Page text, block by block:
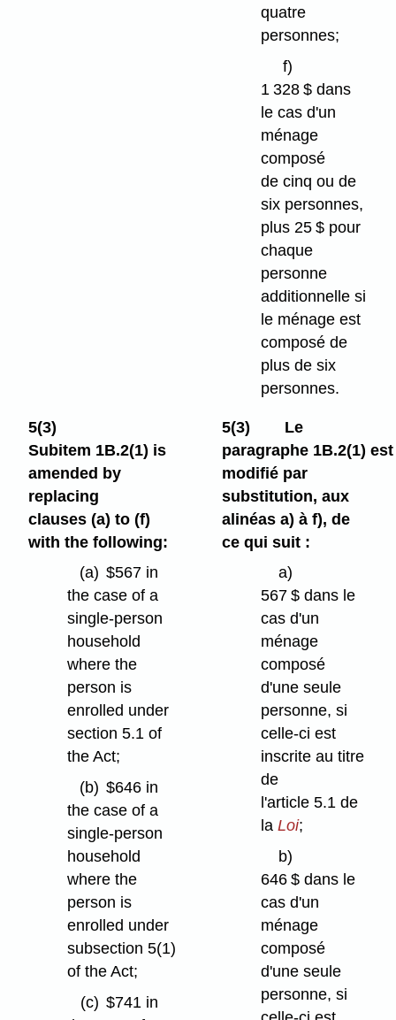
quatre
personnes;
f)
1 328 $ dans
le cas d'un
ménage
composé
de cinq ou de
six personnes,
plus 25 $ pour
chaque
personne
additionnelle si
le ménage est
composé de
plus de six
personnes.
5(3)
Subitem 1B.2(1) is
amended by
replacing
clauses (a) to (f)
with the following:
(a) $567 in
the case of a
single-person
household
where the
person is
enrolled under
section 5.1 of
the Act;
(b) $646 in
the case of a
single-person
household
where the
person is
enrolled under
subsection 5(1)
of the Act;
(c) $741 in
5(3)
Le
paragraphe 1B.2(1) est
modifié par
substitution, aux
alinéas a) à f), de
ce qui suit :
a)
567 $ dans le
cas d'un
ménage
composé
d'une seule
personne, si
celle-ci est
inscrite au titre
de
l'article 5.1 de
laLoi;
b)
646 $ dans le
cas d'un
ménage
composé
d'une seule
personne, si